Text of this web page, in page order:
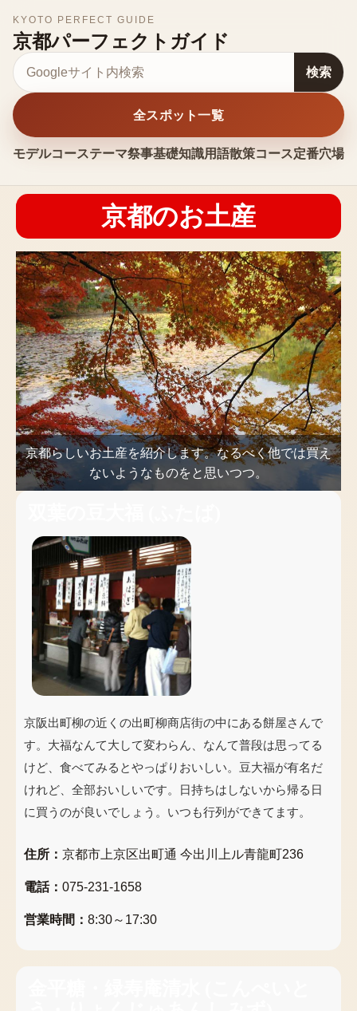
KYOTO PERFECT GUIDE
京都パーフェクトガイド
モデルコーステーマ祭事基礎知識用語散策コース定番穴場
サイト内検索
検索
全スポット一覧
京都のお土産
京都らしいお土産を紹介します。なるべく他では買え
ないようなものをと思いつつ。
京阪出町柳の近くの出町柳商店街の中にある餅屋さんで
す。大福なんて大して変わらん、なんて普段は思ってる
けど、食べてみるとやっぱりおいしい。豆大福が有名だ
けれど、全部おいしいです。日持ちはしないから帰る日
に買うのが良いでしょう。いつも行列ができてます。
住所： 京都市上京区出町通 今出川上ル青龍町236
電話： 075-231-1658
営業時間： 8:30～17:30